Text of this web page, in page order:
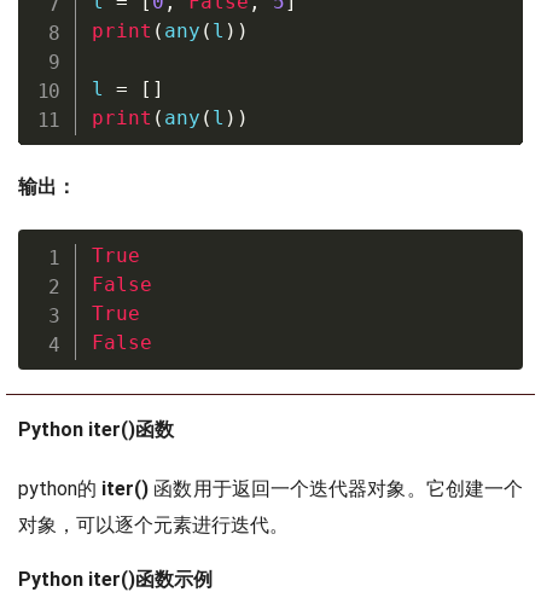
print ( any ( l ) )
l = [ ]
print ( any ( l ) )
输出：
True
False
True
False
Python iter()函数
python的 iter() 函数用于返回一个迭代器对象。它创建一个
对象，可以逐个元素进行迭代。
Python iter()函数示例